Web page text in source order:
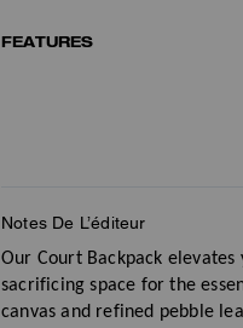
FEATURES
Notes De L’éditeur
Our Court Backpack
sacrificing space for the
canvas and refined pebble